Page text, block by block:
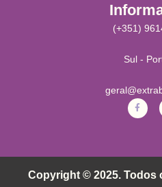
(+351)
Sul -
Copyright © 2025. Todos